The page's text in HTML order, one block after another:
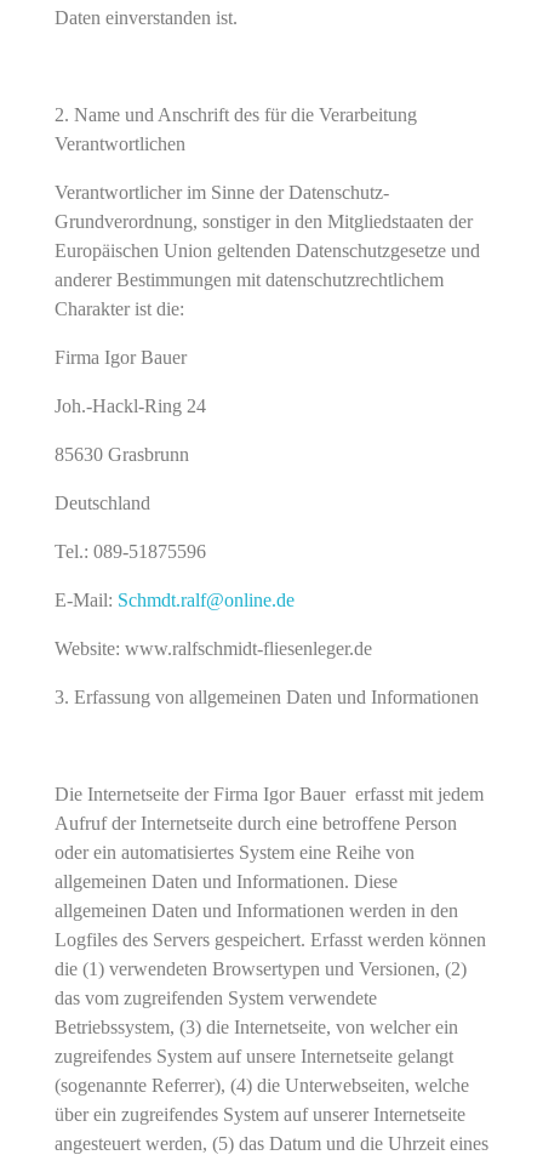
Daten einverstanden ist.
Name und Anschrift des für die Verarbeitung
Verantwortlichen
Verantwortlicher im Sinne der Datenschutz-
Grundverordnung, sonstiger in den Mitgliedstaaten der
Europäischen Union geltenden Datenschutzgesetze und
anderer Bestimmungen mit datenschutzrechtlichem
Charakter ist die:
Firma Igor Bauer
Joh.-Hackl-Ring 24
85630 Grasbrunn
Deutschland
Tel.: 089-51875596
E-Mail: Schmdt.ralf@online.de
Website: www.ralfschmidt-fliesenleger.de
Erfassung von allgemeinen Daten und Informationen
Die Internetseite der Firma Igor Bauer erfasst mit jedem
Aufruf der Internetseite durch eine betroffene Person
oder ein automatisiertes System eine Reihe von
allgemeinen Daten und Informationen. Diese
allgemeinen Daten und Informationen werden in den
Logfiles des Servers gespeichert. Erfasst werden können
die (1) verwendeten Browsertypen und Versionen, (2)
das vom zugreifenden System verwendete
Betriebssystem, (3) die Internetseite, von welcher ein
zugreifendes System auf unsere Internetseite gelangt
(sogenannte Referrer), (4) die Unterwebseiten, welche
über ein zugreifendes System auf unserer Internetseite
angesteuert werden, (5) das Datum und die Uhrzeit eines